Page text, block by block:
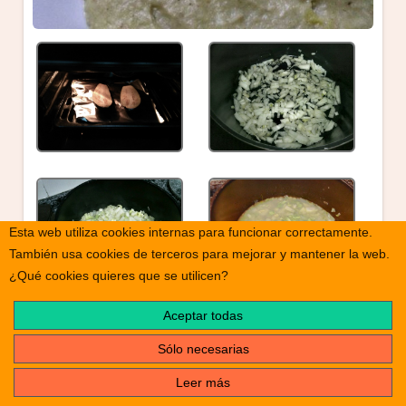
Esta web utiliza cookies internas para funcionar correctamente.
También usa cookies de terceros para mejorar y mantener la web.
¿Qué cookies quieres que se utilicen?
Aceptar todas
Sólo necesarias
Leer más